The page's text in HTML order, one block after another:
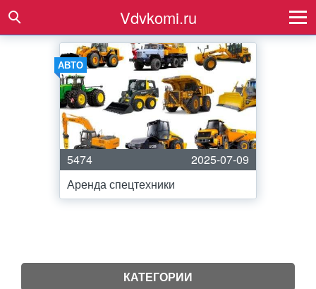
Vdvkomi.ru
АВТО
5474
2025-07-09
Аренда спецтехники
КАТЕГОРИИ